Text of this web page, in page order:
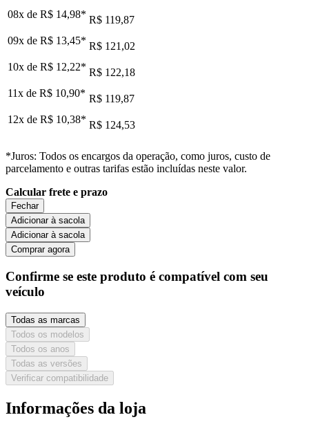
08x de R$ 14,98* R$ 119,87
09x de R$ 13,45* R$ 121,02
10x de R$ 12,22* R$ 122,18
11x de R$ 10,90* R$ 119,87
12x de R$ 10,38* R$ 124,53
*Juros: Todos os encargos da operação, como juros, custo de
parcelamento e outras tarifas estão incluídas neste valor.
Calcular frete e prazo
Fechar
Adicionar à sacola
Adicionar à sacola
Comprar agora
Confirme se este produto é compatível com seu
veículo
Todas as marcas
Todos os modelos
Todos os anos
Todas as versões
Verificar compatibilidade
Informações da loja